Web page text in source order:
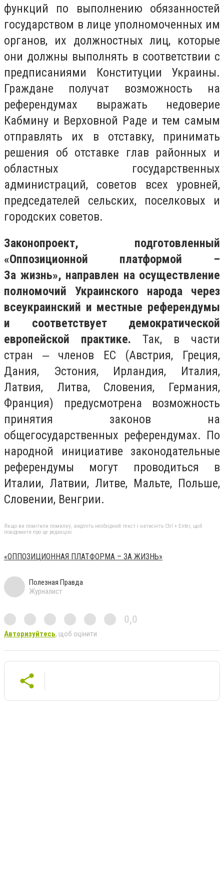
функций по выполнению обязанностей
государством в лице уполномоченных им
органов, их должностных лиц, которые
они должны выполнять в соответствии с
предписаниями Конституции Украины.
Граждане получат возможность на
референдумах выражать недоверие
Кабмину и Верховной Раде и тем самым
отправлять их в отставку, принимать
решения об отставке глав районных и
областных государственных
администраций, советов всех уровней,
председателей сельских, поселковых и
городских советов.
Законопроект, подготовленный
«Оппозиционной платформой –
За жизнь», направлен на осуществление
полномочий Украинского народа через
всеукраинский и местные референдумы
и соответствует демократической
европейской практике. Так, в части
стран ‒ членов ЕС (Австрия, Греция,
Дания, Эстония, Ирландия, Италия,
Латвия, Литва, Словения, Германия,
Франция) предусмотрена возможность
принятия законов на
общегосударственных референдумах. По
народной инициативе законодательные
референдумы могут проводиться в
Италии, Латвии, Литве, Мальте, Польше,
Словении, Венгрии.
Якщо ви помітили помилку, виділіть необхідний текст і натисніть Ctrl + Enter, щоб
повідомити про це редакцію
«ОППОЗИЦИОННАЯ ПЛАТФОРМА – ЗА ЖИЗНЬ»
Полезная Правда
Журналист
0,0
Авторизуйтесь, щоб оцінити